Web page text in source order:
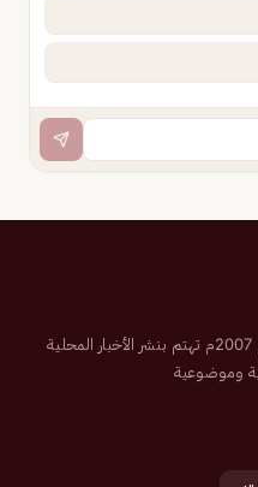
صحيفة إلكترونية سعودية تم تأسيسها عام 2007م تهتم بنشر الأخبار المحلية
وموضوعية